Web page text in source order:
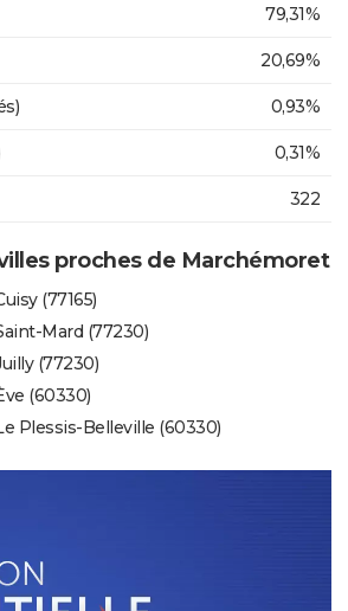
79,31%
20,69%
0,93%
0,31%
322
proches de Marchémoret
(77165)
Mard (77230)
(77230)
(60330)
Plessis-Belleville (60330)